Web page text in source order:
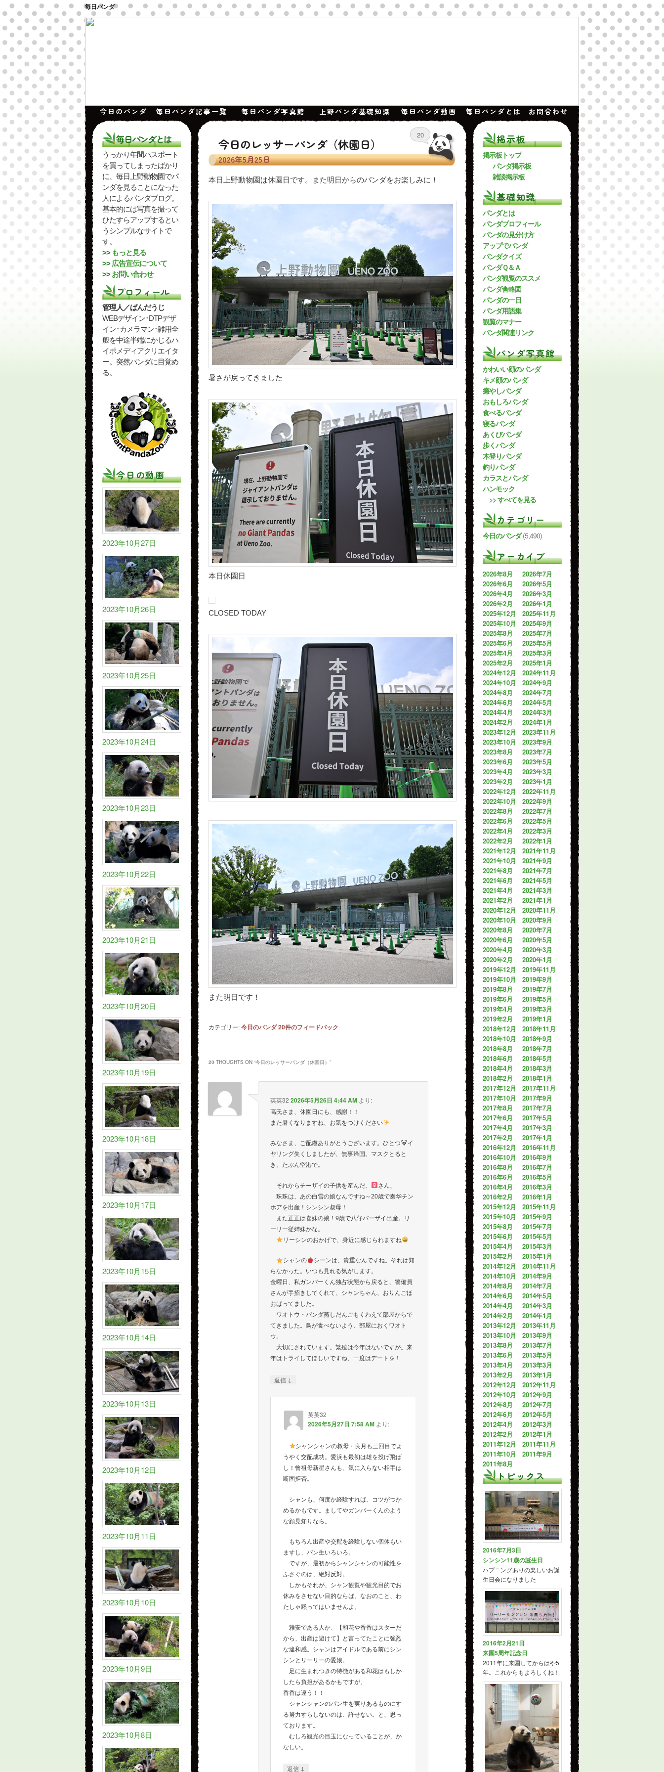
毎日パンダ
今日のパンダ 毎日パンダ記事一覧 毎日パンダ写真館 上野パンダ基礎知識 毎日パンダ動画 毎日パンダとは お問合わせ
毎日パンダとは
うっかり年間パスポート
を買ってしまったばかり
に、毎日上野動物園でパ
ンダを見ることになった
人によるパンダブログ。
基本的には写真を撮って
ひたすらアップするとい
うシンプルなサイトで
す。
>> もっと見る
>>広告宣伝について
>>お問い合わせ
プロフィール
管理人／ぱんだうじ
WEBデザイン･DTPデザ
イン･カメラマン･雑用全
般を中途半端にかじるハ
イポメディアクリエイタ
ー。突然パンダに目覚め
る。
今日の動画
2023年10月27日
2023年10月26日
2023年10月25日
2023年10月24日
2023年10月23日
2023年10月22日
2023年10月21日
2023年10月20日
2023年10月19日
2023年10月18日
2023年10月17日
2023年10月15日
2023年10月14日
2023年10月13日
2023年10月12日
2023年10月11日
2023年10月10日
2023年10月9日
2023年10月8日
今日のレッサーパンダ（休園日）
2026年5月25日
20
本日上野動物園は休園日です。また明日からのパンダをお楽しみに！
暑さが戻ってきました
本日休園日
CLOSED TODAY
また明日です！
カテゴリー:今日のパンダ20件のフィードバック
20 THOUGHTS ON “今日のレッサーパンダ（休園日） ”
英英32 2026年5月26日 4:44 AM より:
高氏さま、休園日にも、感謝！！
また暑くなりますね、お気をつけください
みなさま、ご配慮ありがとうございます。ひとつ
イ
ヤリング失くしましたが、無事帰国。マスクとると
き、たぶん空港で。
それからチーザイの子供を産んだ、
さん、
珠珠は、あの白雪の娘なんですね～20歳で秦华チン
ホアを出産！シンシン叔母！
また正正は喜妹の娘！9歳で八仔バーザイ出産。リ
ーリー従姉妹かな。
リーシンのおかげで、身近に感じられますね
シャンの
シーンは、貴重なんですね。それは知
らなかった。いつも見れる気がします。
金曜日、私ガンバーくん独占状態から戻ると、警備員
さんが手招きしてくれて、シャンちゃん、おりんごほ
おばってました。
ワオトウ・パンダ蒸しだんごもくわえて部屋からで
てきました。鳥が食べないよう、部屋におくワオト
ウ。
大切にされています。繁殖は今年はないですが。来
年はトライしてほしいですね、一度はデートを！
返信 ↓
英英32
2026年5月27日 7:58 AM より:
シャンシャンの叔母・良月も三回目でよ
うやく交配成功。愛浜も最初は雄を投げ飛ば
し！曾祖母新星さんも、気に入らない相手は
断固拒否。
シャンも、何度か経験すれば、コツがつか
めるかもです。ましてやガンバーくんのよう
な顔見知りなら。
もちろん出産や交配を経験しない個体もい
ますし、パン生いろいろ。
ですが、最初からシャンシャンの可能性を
ふさぐのは、絶対反対。
しかもそれが、シャン観覧や観光目的でお
休みをさせない目的ならば、なおのこと、わ
たしゃ黙ってはいませんよ。
雅安である人か、【和花や香香はスターだ
から、出産は避けて】と言ってたことに強烈
な違和感。シャンはアイドルである前にシン
シンとリーリーの愛娘。
足に生まれつきの特徴がある和花はもしか
したら負担があるかもですが、
香香は違う！！
シャンシャンのパン生を実りあるものにす
る努力すらしないのは、許せない。と、思っ
ております。
むしろ観光の目玉になっていることが、か
なしい。
返信 ↓
掲示板
掲示板トップ
パンダ掲示板
雑談掲示板
基礎知識
パンダとは
パンダプロフィール
パンダの見分け方
アップでパンダ
パンダクイズ
パンダＱ＆Ａ
パンダ観覧のススメ
パンダ舎略図
パンダの一日
パンダ用語集
観覧のマナー
パンダ関連リンク
パンダ写真館
かわいい顔のパンダ
キメ顔のパンダ
癒やしパンダ
おもしろパンダ
食べるパンダ
寝るパンダ
あくびパンダ
歩くパンダ
木登りパンダ
釣りパンダ
カラスとパンダ
ハンモック
>> すべてを見る
カテゴリー
今日のパンダ(5,490)
アーカイブ
2026年8月
2026年7月
2026年6月
2026年5月
2026年4月
2026年3月
2026年2月
2026年1月
2025年12月
2025年11月
2025年10月
2025年9月
2025年8月
2025年7月
2025年6月
2025年5月
2025年4月
2025年3月
2025年2月
2025年1月
2024年12月
2024年11月
2024年10月
2024年9月
2024年8月
2024年7月
2024年6月
2024年5月
2024年4月
2024年3月
2024年2月
2024年1月
2023年12月
2023年11月
2023年10月
2023年9月
2023年8月
2023年7月
2023年6月
2023年5月
2023年4月
2023年3月
2023年2月
2023年1月
2022年12月
2022年11月
2022年10月
2022年9月
2022年8月
2022年7月
2022年6月
2022年5月
2022年4月
2022年3月
2022年2月
2022年1月
2021年12月
2021年11月
2021年10月
2021年9月
2021年8月
2021年7月
2021年6月
2021年5月
2021年4月
2021年3月
2021年2月
2021年1月
2020年12月
2020年11月
2020年10月
2020年9月
2020年8月
2020年7月
2020年6月
2020年5月
2020年4月
2020年3月
2020年2月
2020年1月
2019年12月
2019年11月
2019年10月
2019年9月
2019年8月
2019年7月
2019年6月
2019年5月
2019年4月
2019年3月
2019年2月
2019年1月
2018年12月
2018年11月
2018年10月
2018年9月
2018年8月
2018年7月
2018年6月
2018年5月
2018年4月
2018年3月
2018年2月
2018年1月
2017年12月
2017年11月
2017年10月
2017年9月
2017年8月
2017年7月
2017年6月
2017年5月
2017年4月
2017年3月
2017年2月
2017年1月
2016年12月
2016年11月
2016年10月
2016年9月
2016年8月
2016年7月
2016年6月
2016年5月
2016年4月
2016年3月
2016年2月
2016年1月
2015年12月
2015年11月
2015年10月
2015年9月
2015年8月
2015年7月
2015年6月
2015年5月
2015年4月
2015年3月
2015年2月
2015年1月
2014年12月
2014年11月
2014年10月
2014年9月
2014年8月
2014年7月
2014年6月
2014年5月
2014年4月
2014年3月
2014年2月
2014年1月
2013年12月
2013年11月
2013年10月
2013年9月
2013年8月
2013年7月
2013年6月
2013年5月
2013年4月
2013年3月
2013年2月
2013年1月
2012年12月
2012年11月
2012年10月
2012年9月
2012年8月
2012年7月
2012年6月
2012年5月
2012年4月
2012年3月
2012年2月
2012年1月
2011年12月
2011年11月
2011年10月
2011年9月
2011年8月
トピックス
2016年7月3日
シンシン11歳の誕生日
ハプニングありの楽しいお誕
生日会になりました
2016年2月21日
来園5周年記念日
2011年に来園してからはや5
年。これからもよろしくね！